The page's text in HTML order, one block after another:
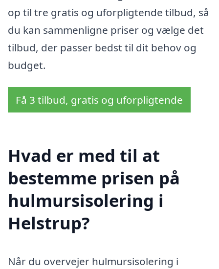
op til tre gratis og uforpligtende tilbud, så
du kan sammenligne priser og vælge det
tilbud, der passer bedst til dit behov og
budget.
Få 3 tilbud, gratis og uforpligtende
Hvad er med til at
bestemme prisen på
hulmursisolering i
Helstrup?
Når du overvejer hulmursisolering i